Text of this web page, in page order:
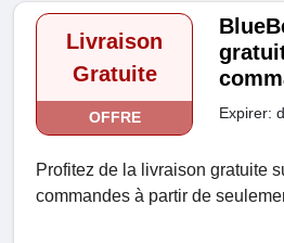
Livraison
Gratuite
OFFRE Expirer:
Profitez de la livraison gratuite
commandes à partir de